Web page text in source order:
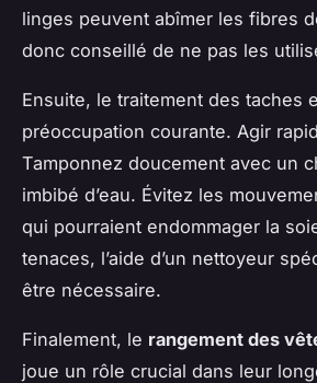
linges peuvent abîmer les fibres
donc conseillé de ne pas les
Ensuite, le traitement des taches
préoccupation courante. Agir
Tamponnez doucement avec un
imbibé d’eau. Évitez les
qui pourraient endommager la
tenaces, l’aide d’un nettoyeur
être nécessaire.
Finalement, le rangement des
joue un rôle crucial dans leur